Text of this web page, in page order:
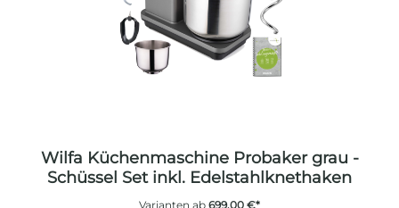
Wilfa Küchenmaschine Probaker grau -
Schüssel Set inkl. Edelstahlknethaken
Varianten ab 699,00 €*